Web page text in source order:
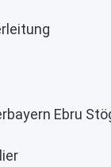
Ebru